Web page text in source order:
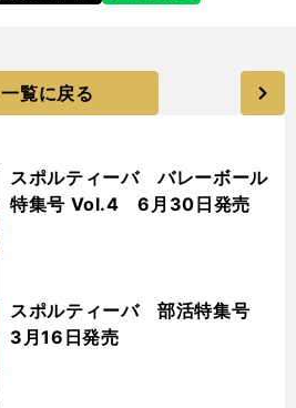
一覧に戻る
スポルティーバ バレーボール
特集号 Vol.4 6月30日発売
スポルティーバ 部活特集号
3月16日発売